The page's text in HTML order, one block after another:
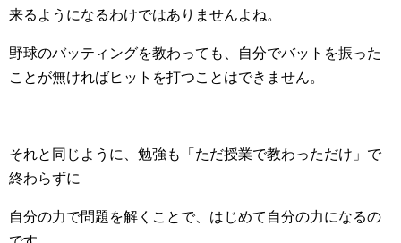
来るようになるわけではありませんよね。
野球のバッティングを教わっても、自分でバットを振った
ことが無ければヒットを打つことはできません。
それと同じように、勉強も「ただ授業で教わっただけ」で
終わらずに
自分の力で問題を解くことで、はじめて自分の力になるの